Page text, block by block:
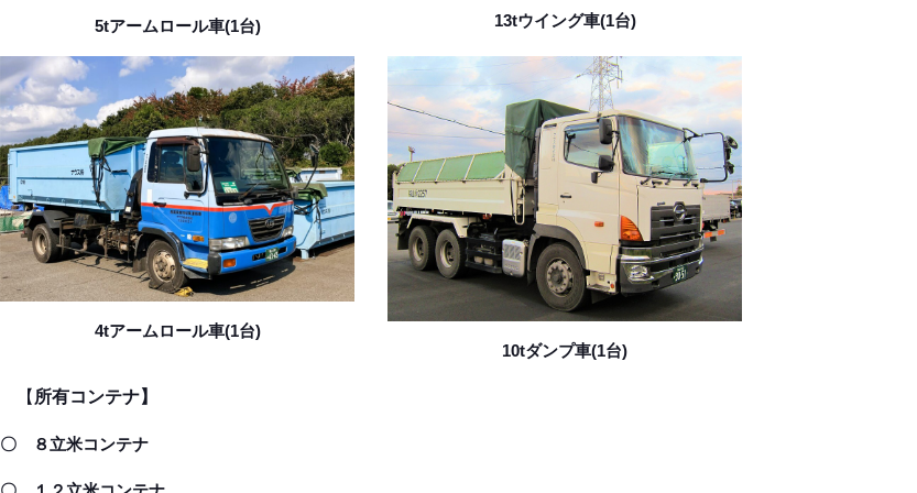
5tアームロール車(1台) 13tウイング車(1台)
4tアームロール車(1台)
10tダンプ車(1台)
【 所有コンテナ】
〇 ８立米コンテナ